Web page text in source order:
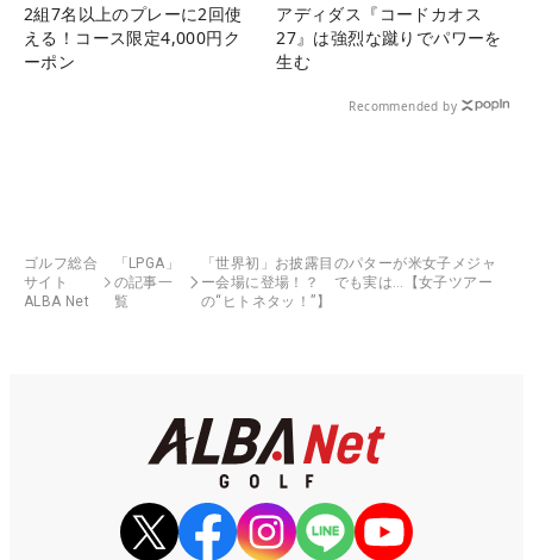
2組7名以上のプレーに2回使
える！コース限定4,000円ク
ーポン
アディダス『コードカオス
27』は強烈な蹴りでパワーを
生む
Recommended by
ゴルフ総合
サイト
ALBA Net
「LPGA」
の記事一
覧
「世界初」お披露目のパターが米女子メジャ
ー会場に登場！？ でも実は…【女子ツアー
の“ヒトネタッ！”】